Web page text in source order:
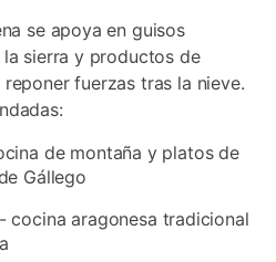
se apoya en guisos
sierra y productos de
fuerzas tras la nieve.
de montaña y platos de
Gállego
cocina aragonesa tradicional